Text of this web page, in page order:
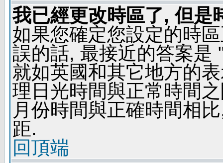
我已經更改時區了, 但是
如果您確定您設定的時
誤的話, 最接近的答案是
就如英國和其它地方的
理日光時間與正常時間
月份時間與正確時間相
距.
回頂端